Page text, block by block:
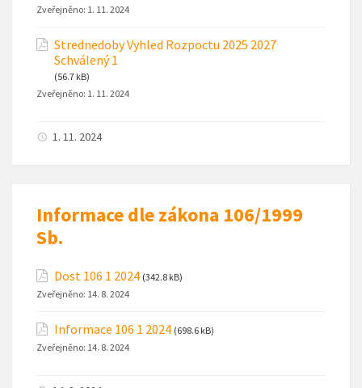
Zveřejněno: 1. 11. 2024
Strednedoby Vyhled Rozpoctu 2025 2027
Schválený 1
(56.7 kB)
Zveřejněno: 1. 11. 2024
1. 11. 2024
Informace dle zákona 106/1999
Sb.
Dost 106 1 2024 (342.8 kB)
Zveřejněno: 14. 8. 2024
Informace 106 1 2024 (698.6 kB)
Zveřejněno: 14. 8. 2024